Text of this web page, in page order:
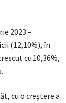
2023 –
(12,10%), în
cu 10,36%,
cu o creștere a